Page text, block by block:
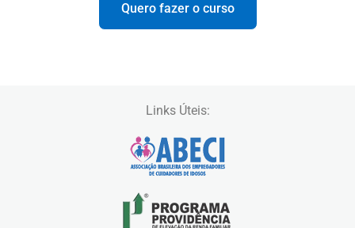
Quero fazer o curso
Links Úteis: